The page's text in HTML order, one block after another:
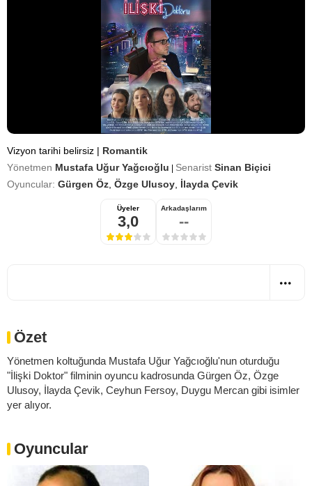
Vizyon tarihi belirsiz | Romantik
Yönetmen Mustafa Uğur Yağcıoğlu Senarist Sinan Biçici
Oyuncular: Gürgen Öz Özge Ulusoy İlayda Çevik
Üyeler
3,0
Arkadaşlarım
--
Özet
Yönetmen koltuğunda Mustafa Uğur Yağcıoğlu'nun oturduğu
"İlişki Doktor" filminin oyuncu kadrosunda Gürgen Öz, Özge
Ulusoy, İlayda Çevik, Ceyhun Fersoy, Duygu Mercan gibi isimler
yer alıyor.
Oyuncular